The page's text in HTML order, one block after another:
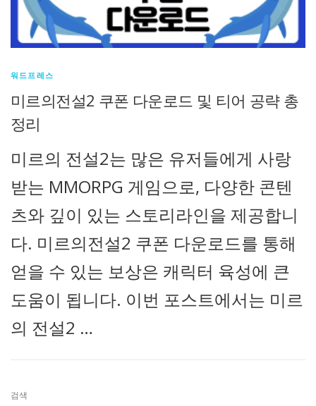
워드프레스
미르의전설2 쿠폰 다운로드 및 티어 공략 총
정리
미르의 전설2는 많은 유저들에게 사랑
받는 MMORPG 게임으로, 다양한 콘텐
츠와 깊이 있는 스토리라인을 제공합니
다. 미르의전설2 쿠폰 다운로드를 통해
얻을 수 있는 보상은 캐릭터 육성에 큰
도움이 됩니다. 이번 포스트에서는 미르
의 전설2 …
검색